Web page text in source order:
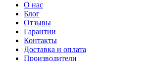
О нас
Блог
Отзывы
Гарантии
Контакты
Доставка и оплата
Производители